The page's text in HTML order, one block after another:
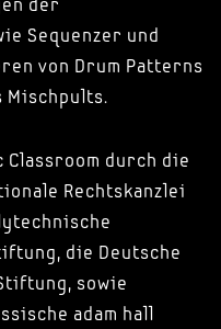
Sequenzer und
von Drum Patterns
Mischpults.
durch die
Rechtskanzlei
die Deutsche
sowie
adam hall